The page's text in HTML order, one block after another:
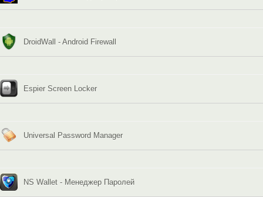
DroidWall - Android Firewall
Espier Screen Locker
Universal Password Manager
NS Wallet - Менеджер Паролей